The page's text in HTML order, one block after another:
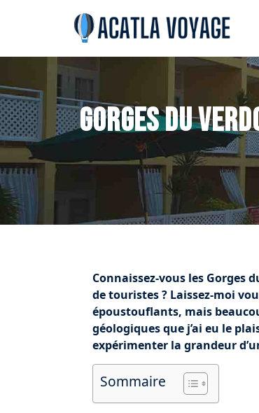
Gorges du
Connaissez-vous les Gorges
de touristes ? Laissez-moi
époustouflants, mais
géologiques que j’ai eu le
expérimenter la grandeur
Sommaire